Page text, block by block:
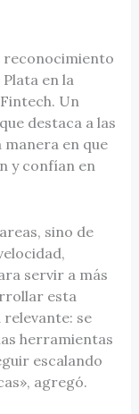
reconocimiento
en la
Un
destaca a las
manera en que
y confían en
sino de
servir a más
esta
relevante: se
herramientas
escalando
agregó.